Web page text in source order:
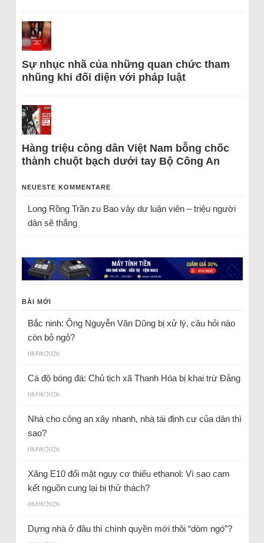
Sự nhục nhã của những quan chức tham
nhũng khi đối diện với pháp luật
Hàng triệu công dân Việt Nam bỗng chốc
thành chuột bạch dưới tay Bộ Công An
NEUESTE KOMMENTARE
Long Rồng Trầnzu Bao vây dư luận viên – triệu người
dân sẽ thắng
BÀI MỚI
Bắc ninh: Ông Nguyễn Văn Dũng bị xử lý, câu hỏi nào
còn bỏ ngỏ?
08/08/2026
Cá độ bóng đá: Chủ tịch xã Thanh Hóa bị khai trừ Đảng
08/08/2026
Nhà cho công an xây nhanh, nhà tái định cư của dân thì
sao?
08/08/2026
Xăng E10 đối mặt nguy cơ thiếu ethanol: Vì sao cam
kết nguồn cung lại bị thử thách?
08/08/2026
Dựng nhà ở đâu thì chính quyền mới thôi “dòm ngó”?